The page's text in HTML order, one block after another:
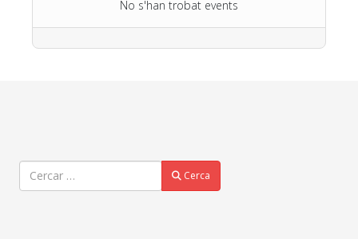
No s'han trobat events
Cercar Cerca